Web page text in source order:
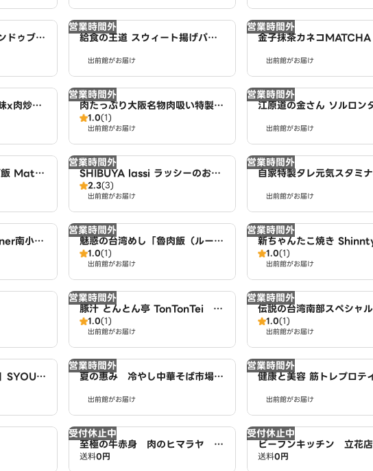
ドゥブ
営業時間外
給食の王道 スウィート揚げパン
出前館がお届け
営業時間外
金子抹茶カネコ
出前館がお届け
x肉炒め
営業時間外
肉たっぷり大阪名物肉吸い特製だ
し The dish is loaded with m
eat 南小岩店
1.0(1)
出前館がお届け
営業時間外
江原道の金さん ソルロン
出前館がお届け
飯 Matc
営業時間外
SHIBUYA lassi ラッシーのお
店 南小岩店
2.3(3)
出前館がお届け
営業時間外
自家特製タレ元気スタミ
出前館がお届け
南小岩
営業時間外
魅惑の台湾めし「魯肉飯（ルーロ
ーハン）」 TAIWAN Lurou Ri
ce 南小岩店
1.0(1)
出前館がお届け
営業時間外
新ちゃんたこ焼き
Takoyaki 南小岩店
1.0(1)
出前館がお届け
営業時間外
豚汁 とんとん亭 TonTonTei 南
小岩店
1.0(1)
出前館がお届け
営業時間外
伝説の台湾南部スペシャ
ポーロー豚骨麺X特製煮込
Taiwan special pork
s 南小岩店
1.0(1)
出前館がお届け
SYOUG
営業時間外
夏の惠み 冷やし中華そば市場c
出前館がお届け
営業時間外
健康と美容 筋トレプロ
出前館がお届け
受付休止中
至極の牛赤身 肉のヒマラヤ 立
花店
送料0円
受付休止中
ビーフンキッチン 立花店
送料0円